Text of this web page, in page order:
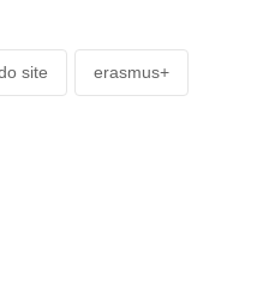
site erasmus+